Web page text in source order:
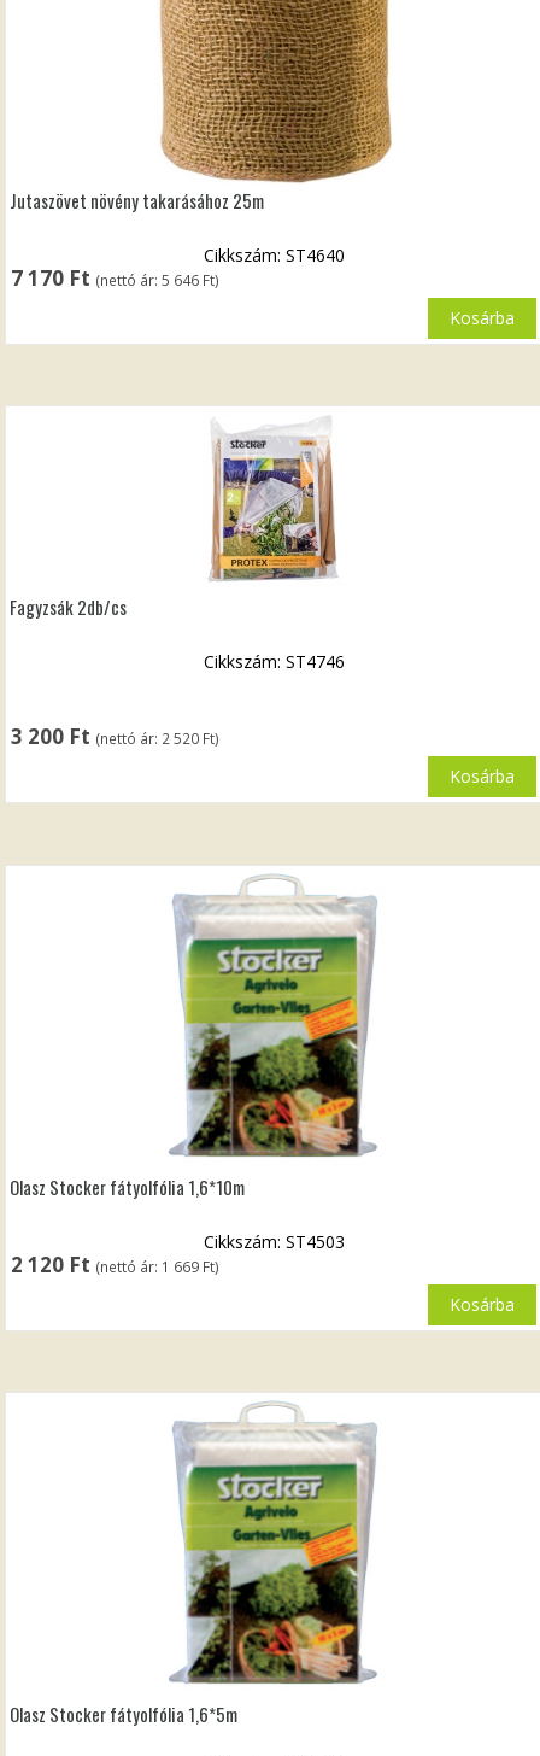
Jutaszövet növény takarásához 25m
7 170 Ft (nettó ár:5 646 Ft)
Cikkszám: ST4640
Kosárba
Fagyzsák 2db/cs
3 200 Ft (nettó ár: 2 520 Ft)
Cikkszám: ST4746
Kosárba
Olasz Stocker fátyolfólia 1,6*10m
2 120 Ft (nettó ár: 1 669 Ft)
Cikkszám: ST4503
Kosárba
Olasz Stocker fátyolfólia 1,6*5m